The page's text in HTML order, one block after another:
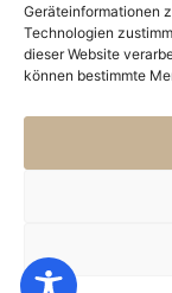
Geräteinformationen
Technologien
dieser Website
können bestimmte